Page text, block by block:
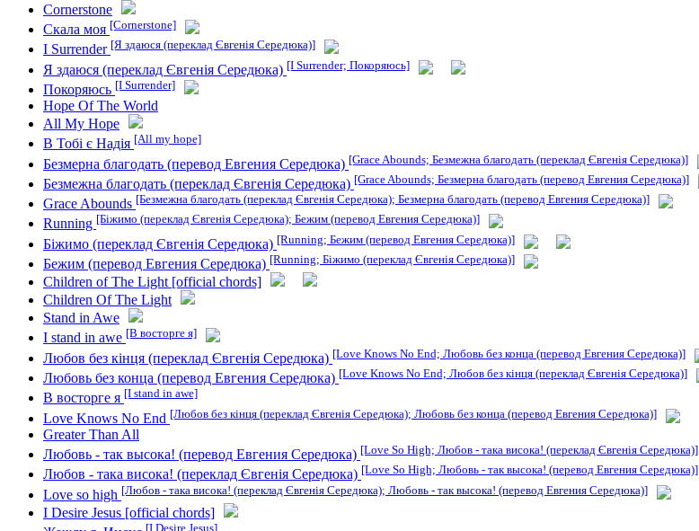
Cornerstone
Скала моя [Cornerstone]
I Surrender [Я здаюся (переклад Євгенія Середюка)]
Я здаюся (переклад Євгенія Середюка) [I Surrender; Покоряюсь]
Покоряюсь [I Surrender]
Hope Of The World
All My Hope
В Тобі є Надія [All my hope]
Безмерна благодать (перевод Евгения Середюка) [Grace Abounds; Безмежна благодать (переклад Євгенія Середюка)]
Безмежна благодать (переклад Євгенія Середюка) [Grace Abounds; Безмерна благодать (перевод Евгения Середюка)]
Grace Abounds [Безмежна благодать (переклад Євгенія Середюка); Безмерна благодать (перевод Евгения Середюка)]
Running [Біжимо (переклад Євгенія Середюка); Бежим (перевод Евгения Середюка)]
Біжимо (переклад Євгенія Середюка) [Running; Бежим (перевод Евгения Середюка)]
Бежим (перевод Евгения Середюка) [Running; Біжимо (переклад Євгенія Середюка)]
Children of The Light [official chords]
Children Of The Light
Stand in Awe
I stand in awe [В восторге я]
Любов без кінця (переклад Євгенія Середюка) [Love Knows No End; Любовь без конца (перевод Евгения Середюка)]
Любовь без конца (перевод Евгения Середюка) [Love Knows No End; Любов без кінця (переклад Євгенія Середюка)]
В восторге я [I stand in awe]
Love Knows No End [Любов без кінця (переклад Євгенія Середюка); Любовь без конца (перевод Евгения Середюка)]
Greater Than All
Любовь - так высока! (перевод Евгения Середюка) [Love So High; Любов - така висока! (переклад Євгенія Середюка)]
Любов - така висока! (переклад Євгенія Середюка) [Love So High; Любовь - так высока! (перевод Евгения Середюка)]
Love so high [Любов - така висока! (переклад Євгенія Середюка); Любовь - так высока! (перевод Евгения Середюка)]
I Desire Jesus [official chords]
[I Desire Jesus]